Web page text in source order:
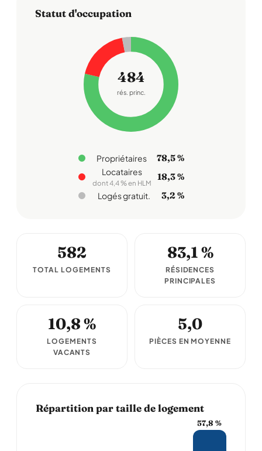
Statut d'occupation
484
rés. princ.
Propriétaires 78,5 %
Locataires
dont 4,4 % en HLM
18,3 %
Logés gratuit. 3,2 %
582
TOTAL LOGEMENTS
83,1 %
RÉSIDENCES
PRINCIPALES
10,8 %
LOGEMENTS
VACANTS
5,0
PIÈCES EN MOYENNE
Répartition par taille de logement
57,8 %